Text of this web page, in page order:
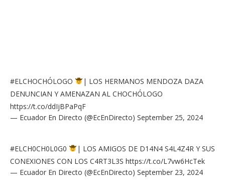
#ELCHOCHÓLOGO
| LOS HERMANOS MENDOZA DAZA
DENUNCIAN Y AMENAZAN AL CHOCHÓLOGO
https://t.co/ddIjBPaPqF
— Ecuador En Directo (@EcEnDirecto) September 25, 2024
#ELCH0CH0L0G0
| LOS AMIGOS DE D14N4 S4L4Z4R Y SUS
CONEXIONES CON LOS C4RT3L3S https://t.co/L7vw6HcTek
— Ecuador En Directo (@EcEnDirecto) September 23, 2024